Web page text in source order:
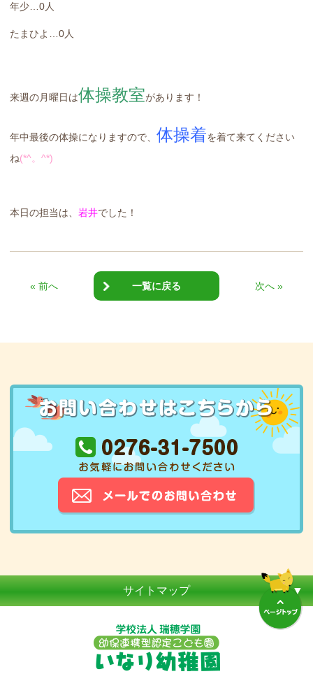
年少…0人
たまひよ…0人
来週の月曜日は体操教室があります！
年中最後の体操になりますので、 体操着を着て来てください
ね(*^。^*)
本日の担当は、 岩井でした！
« 前へ 一覧に戻る 次へ »
サイトマップ